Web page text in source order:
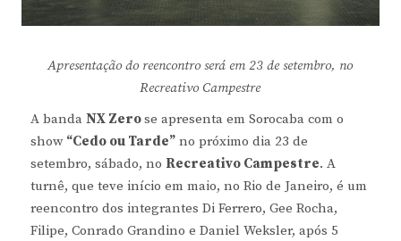
Apresentação do reencontro será em 23 de setembro, no
Recreativo Campestre
A banda NX Zerose apresenta em Sorocaba com o
show “Cedo ou Tarde”no próximo dia 23 de
setembro, sábado, no Recreativo Campestre. A
turnê, que teve início em maio, no Rio de Janeiro, é um
reencontro dos integrantes Di Ferrero, Gee Rocha,
Filipe, Conrado Grandino e Daniel Weksler, após 5